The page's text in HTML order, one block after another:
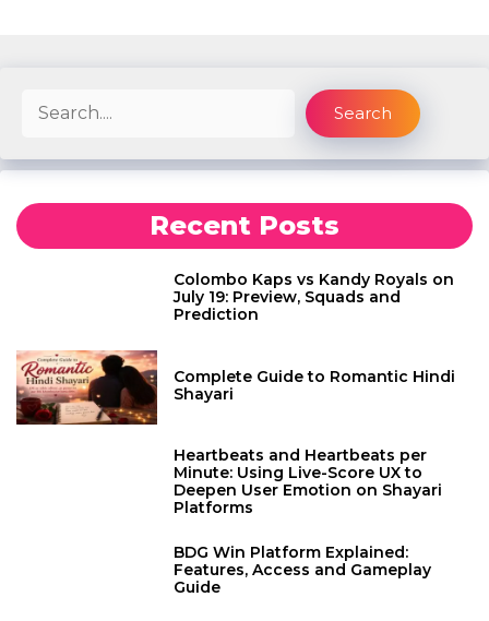
Search
Search
Recent Posts
Colombo Kaps vs Kandy Royals on
July 19: Preview, Squads and
Prediction
Complete Guide to Romantic Hindi
Shayari
Heartbeats and Heartbeats per
Minute: Using Live-Score UX to
Deepen User Emotion on Shayari
Platforms
BDG Win Platform Explained:
Features, Access and Gameplay
Guide